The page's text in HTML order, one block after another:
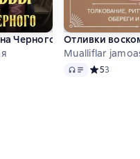
Черного
на основе 9 оценок
Отливки
Mualliflar
Audio Средний
53